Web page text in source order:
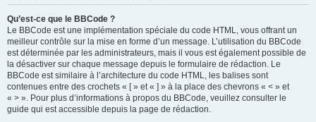
Qu’est-ce que le BBCode ?
Le BBCode est une implémentation spéciale du code HTML, vous offrant un
meilleur contrôle sur la mise en forme d’un message. L’utilisation du BBCode
est déterminée par les administrateurs, mais il vous est également possible de
la désactiver sur chaque message depuis le formulaire de rédaction. Le
BBCode est similaire à l’architecture du code HTML, les balises sont
contenues entre des crochets « [ » et « ] » à la place des chevrons « < » et
« > ». Pour plus d’informations à propos du BBCode, veuillez consulter le
guide qui est accessible depuis la page de rédaction.